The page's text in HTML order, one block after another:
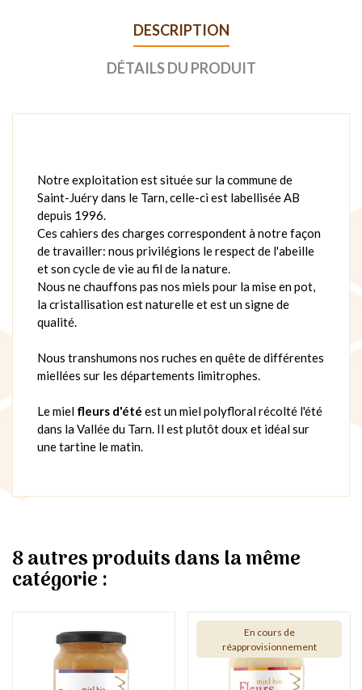
DESCRIPTION
DÉTAILS DU PRODUIT
Notre exploitation est située sur la commune de
Saint-Juéry dans le Tarn, celle-ci est labellisée AB
depuis 1996.
Ces cahiers des charges correspondent à notre façon
de travailler: nous privilégions le respect de l'abeille
et son cycle de vie au fil de la nature.
Nous ne chauffons pas nos miels pour la mise en pot,
la cristallisation est naturelle et est un signe de
qualité.
Nous transhumons nos ruches en quête de différentes
miellées sur les départements limitrophes.
Le miel fleurs d'été est un miel polyfloral récolté l'été
dans la Vallée du Tarn. Il est plutôt doux et idéal sur
une tartine le matin.
8 autres produits dans la même
catégorie :
En cours de
réapprovisionnement